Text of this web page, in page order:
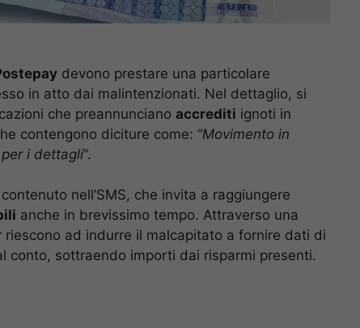
devono prestare una particolare
in atto dai malintenzionati. Nel dettaglio, si
che preannunciano accrediti ignoti in
contengono diciture come: “Movimento in
i dettagli“.
contenuto nell’SMS, che invita a raggiungere
anche in brevissimo tempo. Attraverso una
ad indurre il malcapitato a fornire dati di
conto, sottraendo importi dai risparmi presenti.